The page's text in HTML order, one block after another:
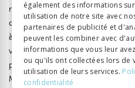
récurrent dans le discours de la
discours politique. En 2014, par
à 51,1 % le cofinancement de
voisine, destinés à favoriser le
publics. Ce vote résultait d’un
Mouvement citoyen genevois
également des informations
utilisation de notre site avec
partenaires de publicité et
peuvent les combiner avec
informations que vous leur
ou qu'ils ont collectées lors de
utilisation de leurs services.
confidentialité